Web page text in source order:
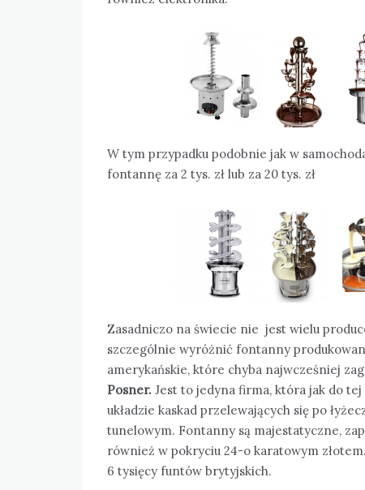
W tym przypadku podobnie jak w
fontannę za 2 tys. zł lub za 20 tys. zł
Zasadniczo na świecie nie jest wielu
szczególnie wyróżnić fontanny
amerykańskie, które chyba najwcześniej
Posner. Jest to jedyna firma, która jak do
układzie kaskad przelewających się po
tunelowym. Fontanny są majestatyczne,
również w pokryciu 24-o karatowym
6 tysięcy funtów brytyjskich.